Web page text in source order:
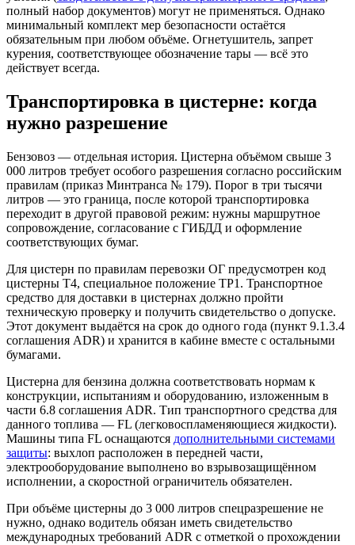
полный набор документов) могут не применяться. Однако
минимальный комплект мер безопасности остаётся
обязательным при любом объёме. Огнетушитель, запрет
курения, соответствующее обозначение тары — всё это
действует всегда.
Транспортировка в цистерне: когда
нужно разрешение
Бензовоз — отдельная история. Цистерна объёмом свыше 3
000 литров требует особого разрешения согласно российским
правилам (приказ Минтранса № 179). Порог в три тысячи
литров — это граница, после которой транспортировка
переходит в другой правовой режим: нужны маршрутное
сопровождение, согласование с ГИБДД и оформление
соответствующих бумаг.
Для цистерн по правилам перевозки ОГ предусмотрен код
цистерны T4, специальное положение TP1. Транспортное
средство для доставки в цистернах должно пройти
техническую проверку и получить свидетельство о допуске.
Этот документ выдаётся на срок до одного года (пункт 9.1.3.4
соглашения ADR) и хранится в кабине вместе с остальными
бумагами.
Цистерна для бензина должна соответствовать нормам к
конструкции, испытаниям и оборудованию, изложенным в
части 6.8 соглашения ADR. Тип транспортного средства для
данного топлива — FL (легковоспламеняющиеся жидкости).
Машины типа FL оснащаются дополнительными системами
защиты: выхлоп расположен в передней части,
электрооборудование выполнено во взрывозащищённом
исполнении, а скоростной ограничитель обязателен.
При объёме цистерны до 3 000 литров спецразрешение не
нужно, однако водитель обязан иметь свидетельство
международных требований ADR с отметкой о прохождении